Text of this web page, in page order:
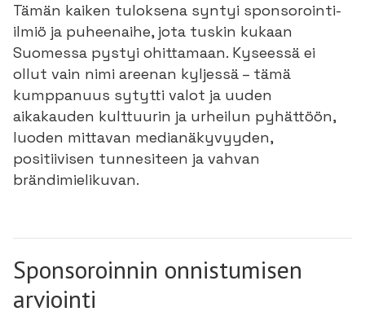
Tämän kaiken tuloksena syntyi sponsorointi-
ilmiö ja puheenaihe, jota tuskin kukaan
Suomessa pystyi ohittamaan. Kyseessä ei
ollut vain nimi areenan kyljessä – tämä
kumppanuus sytytti valot ja uuden
aikakauden kulttuurin ja urheilun pyhättöön,
luoden mittavan medianäkyvyyden,
positiivisen tunnesiteen ja vahvan
brändimielikuvan.
Sponsoroinnin onnistumisen
arviointi